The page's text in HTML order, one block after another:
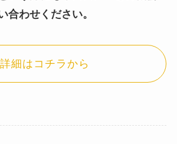
合わせください。
詳細はコチラから